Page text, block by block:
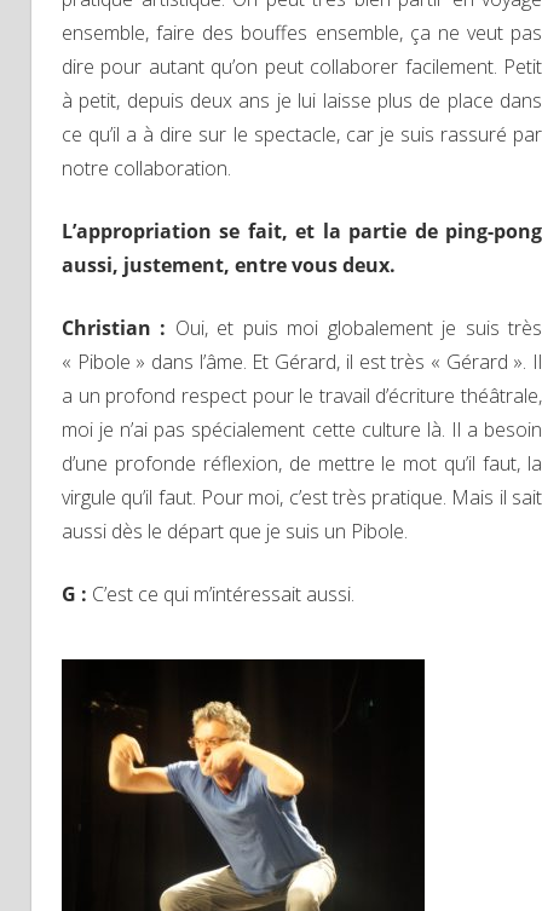
ensemble, faire des bouffes ensemble, ça ne veut pas
dire pour autant qu’on peut collaborer facilement. Petit
à petit, depuis deux ans je lui laisse plus de place dans
ce qu’il a à dire sur le spectacle, car je suis rassuré par
notre collaboration.
L’appropriation se fait, et la partie de ping-pong
aussi, justement, entre vous deux.
Christian : Oui, et puis moi globalement je suis très
« Pibole » dans l’âme. Et Gérard, il est très « Gérard ». Il
a un profond respect pour le travail d’écriture théâtrale,
moi je n’ai pas spécialement cette culture là. Il a besoin
d’une profonde réflexion, de mettre le mot qu’il faut, la
virgule qu’il faut. Pour moi, c’est très pratique. Mais il sait
aussi dès le départ que je suis un Pibole.
G : C’est ce qui m’intéressait aussi.